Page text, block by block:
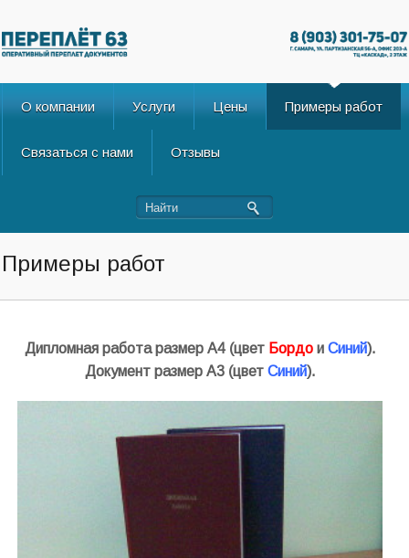
О компании Услуги Цены Примеры работ
Связаться с нами Отзывы
Примеры работ
Дипломная работа размер А4 (цвет Бордои Синий).
Документ размер А3 (цвет Синий).